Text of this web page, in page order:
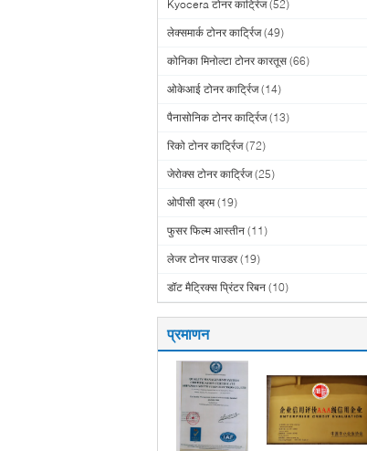
Kyocera टोनर कार्ट्रिज (52)
लेक्समार्क टोनर कार्ट्रिज (49)
कोनिका मिनोल्टा टोनर कारतूस (66)
ओकेआई टोनर कार्ट्रिज (14)
पैनासोनिक टोनर कार्ट्रिज (13)
रिको टोनर कार्ट्रिज (72)
जेरोक्स टोनर कार्ट्रिज (25)
ओपीसी ड्रम (19)
फुसर फिल्म आस्तीन (11)
लेजर टोनर पाउडर (19)
डॉट मैट्रिक्स प्रिंटर रिबन (10)
प्रमाणन